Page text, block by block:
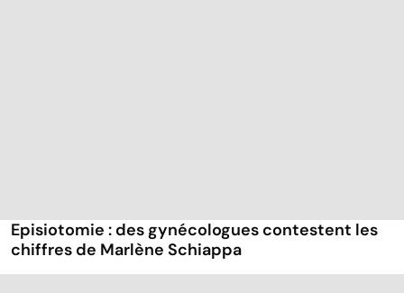
Episiotomie : des gynécologues contestent les
chiffres de Marlène Schiappa